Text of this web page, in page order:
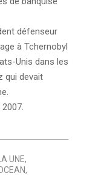
défenseur
à Tchernobyl
Unis dans les
qui devait
UNE,
,